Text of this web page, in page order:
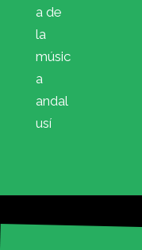
a de
la
músic
a
andal
usí